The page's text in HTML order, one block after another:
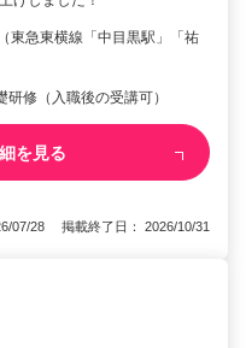
東急東横線「中目黒駅」「祐
修（入職後の受講可）
を見る
07/28 掲載終了日： 2026/10/31